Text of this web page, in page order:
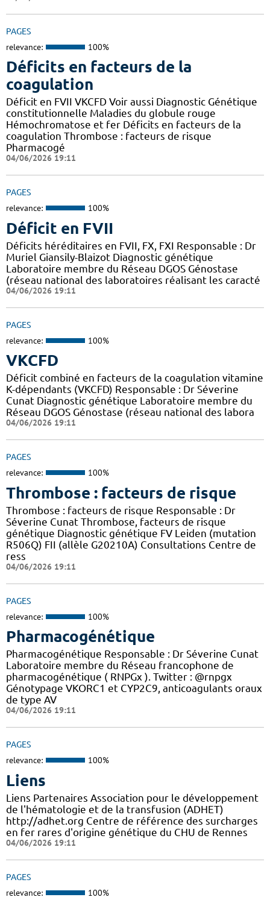
PAGES
relevance: 100%
Déficits en facteurs de la
coagulation
Déficit en FVII VKCFD Voir aussi Diagnostic Génétique
constitutionnelle Maladies du globule rouge
Hémochromatose et fer Déficits en facteurs de la
coagulation Thrombose : facteurs de risque
Pharmacogé
04/06/2026 19:11
PAGES
relevance: 100%
Déficit en FVII
Déficits héréditaires en FVII, FX, FXI Responsable : Dr
Muriel Giansily-Blaizot Diagnostic génétique
Laboratoire membre du Réseau DGOS Génostase
(réseau national des laboratoires réalisant les caracté
04/06/2026 19:11
PAGES
relevance: 100%
VKCFD
Déficit combiné en facteurs de la coagulation vitamine
K-dépendants (VKCFD) Responsable : Dr Séverine
Cunat Diagnostic génétique Laboratoire membre du
Réseau DGOS Génostase (réseau national des labora
04/06/2026 19:11
PAGES
relevance: 100%
Thrombose : facteurs de risque
Thrombose : facteurs de risque Responsable : Dr
Séverine Cunat Thrombose, facteurs de risque
génétique Diagnostic génétique FV Leiden (mutation
R506Q) FII (allèle G20210A) Consultations Centre de
ress
04/06/2026 19:11
PAGES
relevance: 100%
Pharmacogénétique
Pharmacogénétique Responsable : Dr Séverine Cunat
Laboratoire membre du Réseau francophone de
pharmacogénétique ( RNPGx ). Twitter : @rnpgx
Génotypage VKORC1 et CYP2C9, anticoagulants oraux
de type AV
04/06/2026 19:11
PAGES
relevance: 100%
Liens
Liens Partenaires Association pour le développement
de l'hématologie et de la transfusion (ADHET)
http://adhet.org Centre de référence des surcharges
en fer rares d'origine génétique du CHU de Rennes
04/06/2026 19:11
PAGES
relevance: 100%